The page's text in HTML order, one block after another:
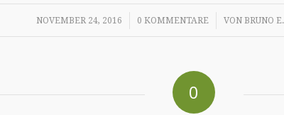
NOVEMBER 24, 2016
/ 0 KOMMENTARE
/ VONBRUNO
0